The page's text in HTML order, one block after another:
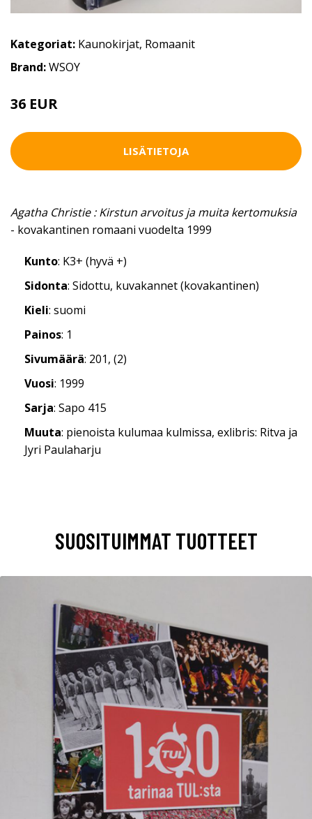
Kategoriat: Kaunokirjat, Romaanit
Brand:WSOY
36 EUR
LISÄTIETOJA
Agatha Christie : Kirstun arvoitus ja muita kertomuksia
- kovakantinen romaani vuodelta 1999
Kunto: K3+ (hyvä +)
Sidonta: Sidottu, kuvakannet (kovakantinen)
Kieli: suomi
Painos: 1
Sivumäärä: 201, (2)
Vuosi: 1999
Sarja: Sapo 415
Muuta: pienoista kulumaa kulmissa, exlibris: Ritva ja
Jyri Paulaharju
SUOSITUIMMAT TUOTTEET